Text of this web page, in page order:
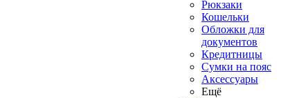
Рюкзаки
Кошельки
Обложки для
документов
Кредитницы
Сумки на пояс
Аксессуары
Ещё